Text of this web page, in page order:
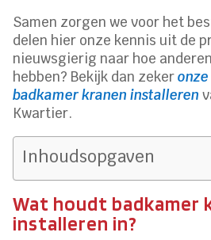
Samen zorgen we voor het
delen hier onze kennis uit de
nieuwsgierig naar hoe
hebben? Bekijk dan zeker
badkamer kranen installeren
Kwartier.
Inhoudsopgaven
Wat houdt badkamer
installeren in?